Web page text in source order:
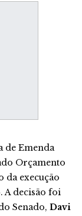
de Emenda
Orçamento
da execução
A decisão foi
Senado, Davi